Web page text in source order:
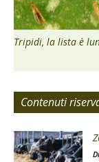
Tripidi, la lista è
Contenuti